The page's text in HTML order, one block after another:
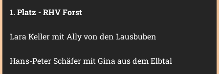
1. Platz - RHV Forst
Lara Keller mit Ally von den Lausbuben
Hans-Peter Schäfer mit Gina aus dem Elbtal